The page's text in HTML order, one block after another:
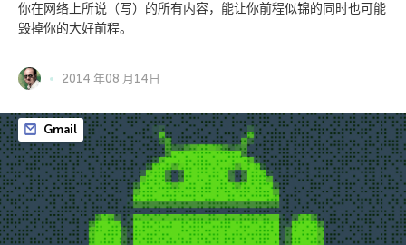
你在网络上所说（写）的所有内容，能让你前程似锦的同时也可能
毁掉你的大好前程。
2014 年08 月14日
Gmail